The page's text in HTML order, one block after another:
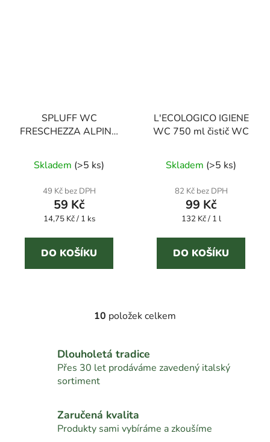
SPLUFF WC
FRESCHEZZA ALPINA
Skladem (>5 ks)
49 Kč bez DPH
59 Kč
Měrná
14,75 Kč / 1 ks
DO KOŠÍKU
L'ECOLOGICO IGIENE
WC 750 ml čistič WC
Skladem (>5 ks)
82 Kč bez DPH
99 Kč
Měrná
132 Kč / 1 l
DO KOŠÍKU
O
l
á
d
í
p
10 položek celkem
Dlouholetá tradice
Přes 30 let prodáváme zavedený italský
sortiment
Zaručená kvalita
Produkty sami vybíráme a zkoušíme